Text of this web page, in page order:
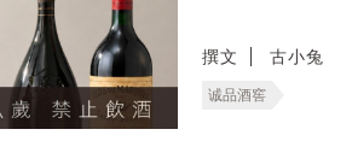
撰文 古小兔
诚品酒窖